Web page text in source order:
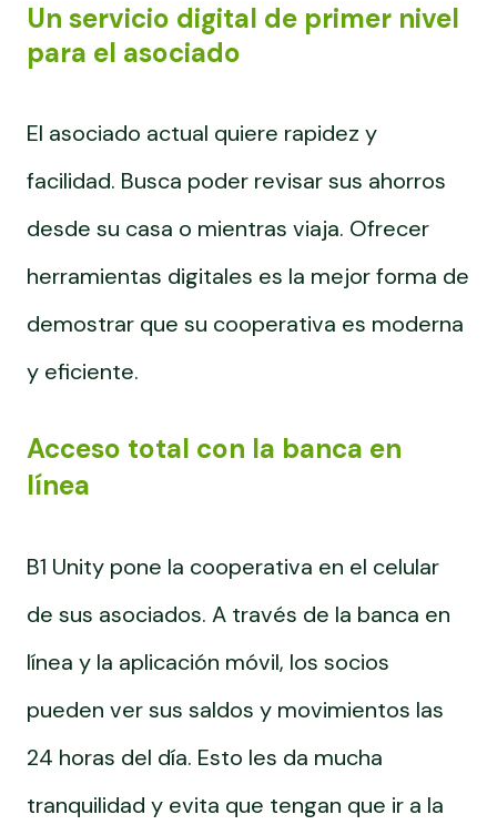
Un servicio digital de primer nivel
para el asociado
El asociado actual quiere rapidez y
facilidad. Busca poder revisar sus ahorros
desde su casa o mientras viaja. Ofrecer
herramientas digitales es la mejor forma de
demostrar que su cooperativa es moderna
y eficiente.
Acceso total con la banca en
línea
B1 Unity pone la cooperativa en el celular
de sus asociados. A través de la banca en
línea y la aplicación móvil, los socios
pueden ver sus saldos y movimientos las
24 horas del día. Esto les da mucha
tranquilidad y evita que tengan que ir a la